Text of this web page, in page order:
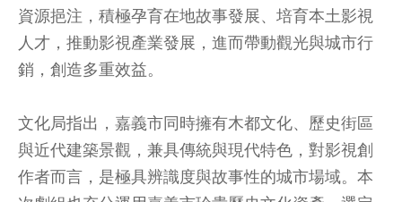
資源挹注，積極孕育在地故事發展、培育本土影視
人才，推動影視產業發展，進而帶動觀光與城市行
銷，創造多重效益。
文化局指出，嘉義市同時擁有木都文化、歷史街區
與近代建築景觀，兼具傳統與現代特色，對影視創
作者而言，是極具辨識度與故事性的城市場域。本